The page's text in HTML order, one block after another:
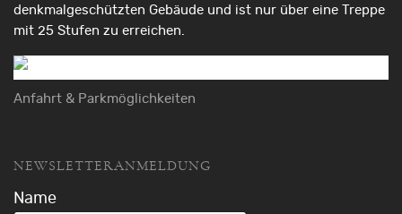
denkmalgeschützten Gebäude und ist nur über eine Treppe
mit 25 Stufen zu erreichen.
Anfahrt & Parkmöglichkeiten
NEWSLETTERANMELDUNG
Name